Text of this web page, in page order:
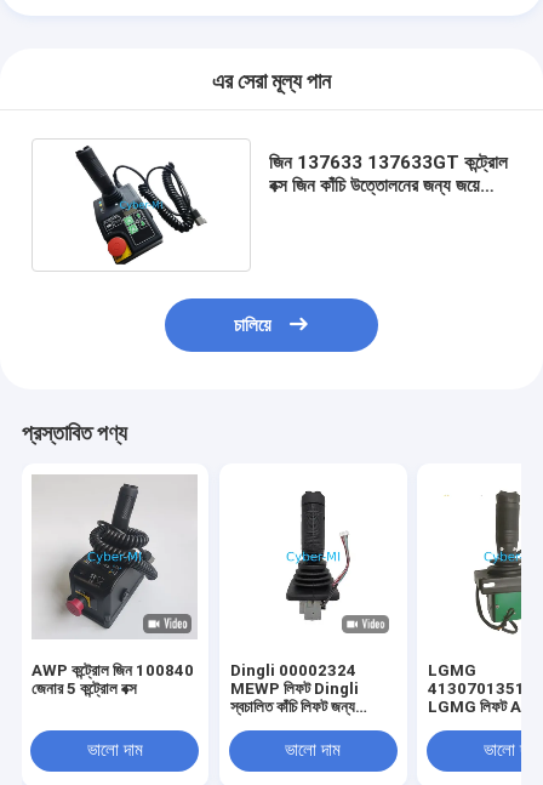
এর সেরা মূল্য পান
জিন 137633 137633GT কন্ট্রোল
বক্স জিন কাঁচি উত্তোলনের জন্য জয়েস্টিক
চালিয়ে
প্রস্তাবিত পণ্য
AWP কন্ট্রোল জিন 100840
জেনার 5 কন্ট্রোল বক্স
ভালো দাম
Dingli 00002324
MEWP লিফট Dingli
স্বচালিত কাঁচি লিফট জন্য
প্রতিস্থাপিতভালো দাম
LGMG
LGMG লিফট
জয়েস্টিক কন্ট্রোলার
ভালো দাম